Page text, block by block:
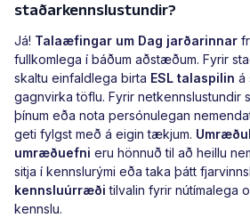
staðarkennslustundir?
Já! Talaæfingar um Dag jarðarinnar
fullkomlega í báðum aðstæðum. Fyrir
skaltu einfaldlega birta ESL talaspilin á
gagnvirka töflu. Fyrir netkennslustundir
þínum eða nota persónulegan
geti fylgst með á eigin tækjum.
umræðuefni eru hönnuð til að heillu
sitja í kennslurými eða taka þátt
kennsluúrræði tilvalin fyrir nútímalega
kennslu.